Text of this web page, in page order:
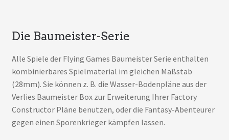
Die Baumeister-Serie
Alle Spiele der Flying Games Baumeister Serie enthalten
kombinierbares Spielmaterial im gleichen Maßstab
(28mm). Sie können z. B. die Wasser-Bodenpläne aus der
Verlies Baumeister Box zur Erweiterung Ihrer Factory
Constructor Pläne benutzen, oder die Fantasy-Abenteurer
gegen einen Sporenkrieger kämpfen lassen.